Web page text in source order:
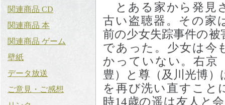
関連商品 CD
関連商品 本
関連商品 ゲーム
壁紙
データ放送
ご意見・ご感想
とある家から発見
古い盗聴器。その家
前の少女失踪事件の被
であった。少女は今
かっていない。右京
豊）と尊（及川光博）
を再び洗い直すこと
時14歳の遥は友人と